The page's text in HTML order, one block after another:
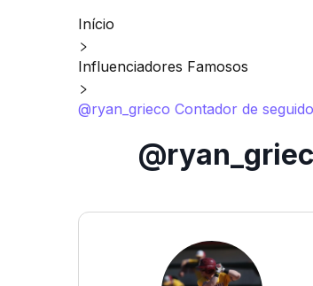
Início
Influenciadores Famosos
@ryan_grieco Contador de